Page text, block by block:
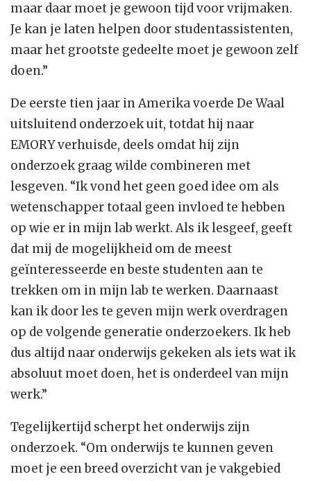
maar daar moet je gewoon tijd voor vrijmaken.
Je kan je laten helpen door studentassistenten,
maar het grootste gedeelte moet je gewoon zelf
doen.”
De eerste tien jaar in Amerika voerde De Waal
uitsluitend onderzoek uit, totdat hij naar
EMORY verhuisde, deels omdat hij zijn
onderzoek graag wilde combineren met
lesgeven. “Ik vond het geen goed idee om als
wetenschapper totaal geen invloed te hebben
op wie er in mijn lab werkt. Als ik lesgeef, geeft
dat mij de mogelijkheid om de meest
geïnteresseerde en beste studenten aan te
trekken om in mijn lab te werken. Daarnaast
kan ik door les te geven mijn werk overdragen
op de volgende generatie onderzoekers. Ik heb
dus altijd naar onderwijs gekeken als iets wat ik
absoluut moet doen, het is onderdeel van mijn
werk.”
Tegelijkertijd scherpt het onderwijs zijn
onderzoek. “Om onderwijs te kunnen geven
moet je een breed overzicht van je vakgebied